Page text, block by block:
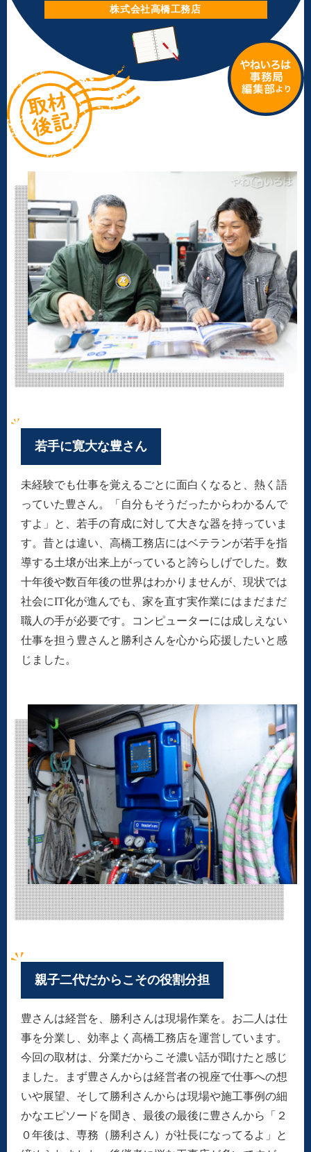
雪を除けて施工をしますね。冬は現場スタッフのために暖
かい場所を確保し、作業時間を短くして風邪を引かないよ
うに気を付けています」
※２ すが漏り・・・積雪による屋根や壁の水漏れ
※３ ドレーン（ドレン）・・・雨水、雑排水などを排水
するための管や溝
※４ コーキング・・・サッシ周りなどの目地や隙間に、
雨や汚れが浸入しないように充填する材料
株式会社高橋工務店
若手に寛大な豊さん
未経験でも仕事を覚えるごとに面白くなると、熱く語
っていた豊さん。「自分もそうだったからわかるんで
すよ」と、若手の育成に対して大きな器を持っていま
す。昔とは違い、高橋工務店にはベテランが若手を指
導する土壌が出来上がっていると誇らしげでした。数
十年後や数百年後の世界はわかりませんが、現状では
社会にIT化が進んでも、家を直す実作業にはまだまだ
職人の手が必要です。コンピューターには成しえない
仕事を担う豊さんと勝利さんを心から応援したいと感
じました。
親子二代だからこその役割分担
豊さんは経営を、勝利さんは現場作業を。お二人は仕
事を分業し、効率よく高橋工務店を運営しています。
今回の取材は、分業だからこそ濃い話が聞けたと感じ
ました。まず豊さんからは経営者の視座で仕事への想
いや展望、そして勝利さんからは現場や施工事例の細
かなエピソードを聞き、最後の最後に豊さんから「２
０年後は、専務（勝利さん）が社長になってるよ」と